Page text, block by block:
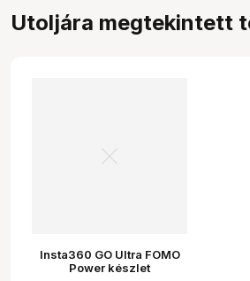
Utoljára megtekintett
Insta360 GO Ultra FOMO
Power készlet